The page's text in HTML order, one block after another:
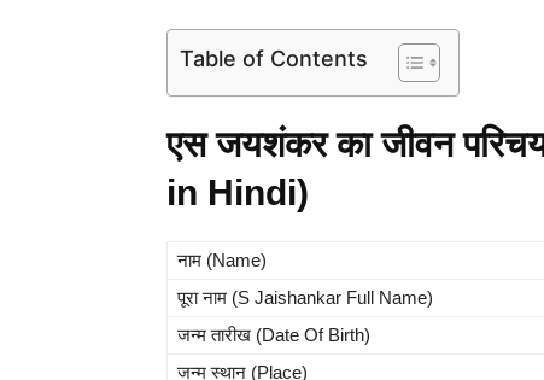
Table of Contents
एस जयशंकर का जीवन
in Hindi)
नाम (Name)
पूरा नाम (S Jaishankar Full Name)
जन्म तारीख (Date Of Birth)
जन्म स्थान (Place)